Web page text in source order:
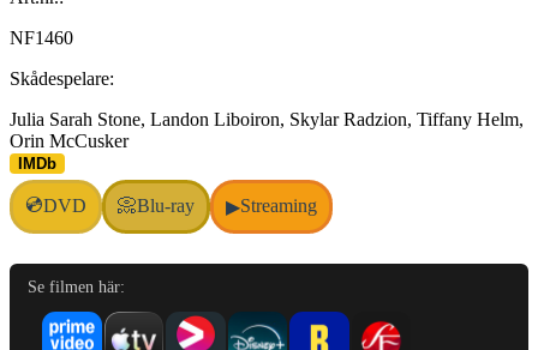
NF1460
Skådespelare:
Julia Sarah Stone, Landon Liboiron, Skylar Radzion, Tiffany Helm,
Orin McCusker
IMDb
💿DVD 📀Blu-ray ▶Streaming
Se filmen här: